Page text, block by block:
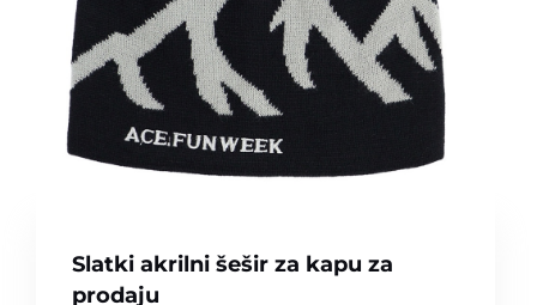
Slatki akrilni šešir za kapu za
prodaju